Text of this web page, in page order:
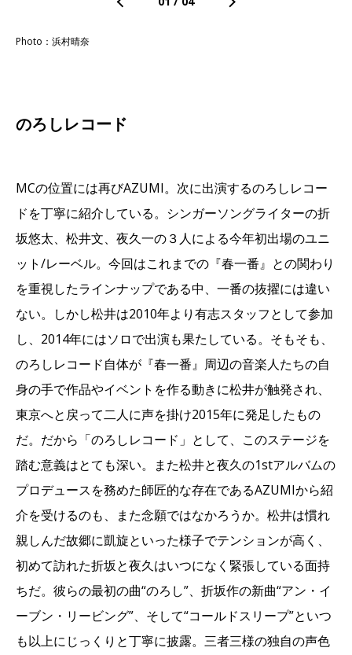
Photo：浜村晴奈
のろしレコード
MCの位置には再びAZUMI。次に出演するのろしレコー
ドを丁寧に紹介している。シンガーソングライターの折
坂悠太、松井文、夜久一の３人による今年初出場のユニ
ット/レーベル。今回はこれまでの『春一番』との関わり
を重視したラインナップである中、一番の抜擢には違い
ない。しかし松井は2010年より有志スタッフとして参加
し、2014年にはソロで出演も果たしている。そもそも、
のろしレコード自体が『春一番』周辺の音楽人たちの自
身の手で作品やイベントを作る動きに松井が触発され、
東京へと戻って二人に声を掛け2015年に発足したもの
だ。だから「のろしレコード」として、このステージを
踏む意義はとても深い。また松井と夜久の1stアルバムの
プロデュースを務めた師匠的な存在であるAZUMIから紹
介を受けるのも、また念願ではなかろうか。松井は慣れ
親しんだ故郷に凱旋といった様子でテンションが高く、
初めて訪れた折坂と夜久はいつになく緊張している面持
ちだ。彼らの最初の曲“のろし”、折坂作の新曲“アン・イ
ーブン・リービング”、そして“コールドスリープ”といつ
も以上にじっくりと丁寧に披露。三者三様の独自の声色